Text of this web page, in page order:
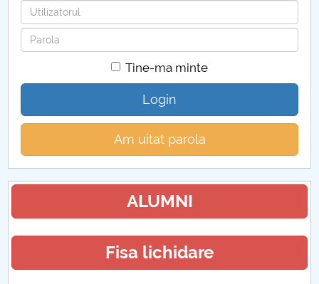
Utilizatorul
Parola
Tine-ma minte
Login
Am uitat parola
ALUMNI
Fisa lichidare